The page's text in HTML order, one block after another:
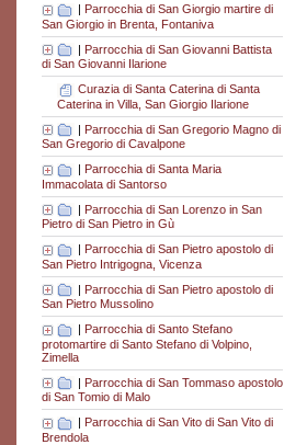
| Parrocchia di San Giorgio martire di
San Giorgio in Brenta, Fontaniva
| Parrocchia di San Giovanni Battista
di San Giovanni Ilarione
Curazia di Santa Caterina di Santa
Caterina in Villa, San Giorgio Ilarione
| Parrocchia di San Gregorio Magno di
San Gregorio di Cavalpone
| Parrocchia di Santa Maria
Immacolata di Santorso
| Parrocchia di San Lorenzo in San
Pietro di San Pietro in Gù
Parrocchia di San Pietro apostolo di
San Pietro Intrigogna, Vicenza
| Parrocchia di San Pietro apostolo di
San Pietro Mussolino
Parrocchia di Santo Stefano
protomartire di Santo Stefano di Volpino,
Zimella
| Parrocchia di San Tommaso apostolo
di San Tomio di Malo
Parrocchia di San Vito di San Vito di
Brendola